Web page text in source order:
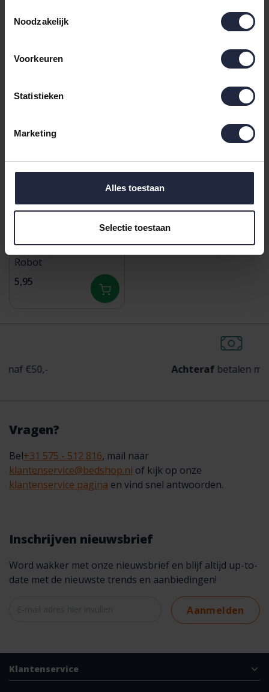
Noodzakelijk
Voorkeuren
Statistieken
Marketing
Alles toestaan
Selectie toestaan
Dekbedovertrek
Snurk Mondkapje
Robot
5,95
Achterafbetalen mogelijk
Vragen?
Bel+31 575 - 512 816, mail naar
klantenservice@bedshop.nl of kijk op onze
klantenservice pagina en vind snel antwoorden.
Inschrijven nieuwsbrief
Word wakker met onze nieuwsbrief en blijf altijd up-to-
date met de nieuwste trends en aanbiedingen!
Aanmelden
Klantenservice